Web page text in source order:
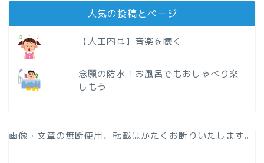
人気の投稿とページ
【人工内耳】音楽を聴く
念願の防水！お風呂でもおしゃべり楽
しもう
画像・文章の無断使用、転載はかたくお断りいたします。